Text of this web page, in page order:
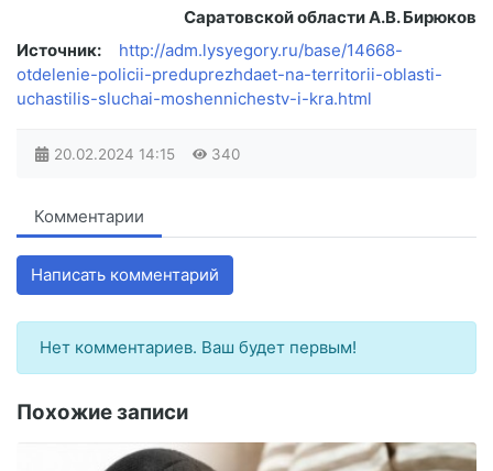
Саратовской области А.В. Бирюков
Источник:
http://adm.lysyegory.ru/base/14668-
otdelenie-policii-preduprezhdaet-na-territorii-oblasti-
uchastilis-sluchai-moshennichestv-i-kra.html
20.02.2024 14:15 340
Комментарии
Написать комментарий
Нет комментариев. Ваш будет первым!
Похожие записи